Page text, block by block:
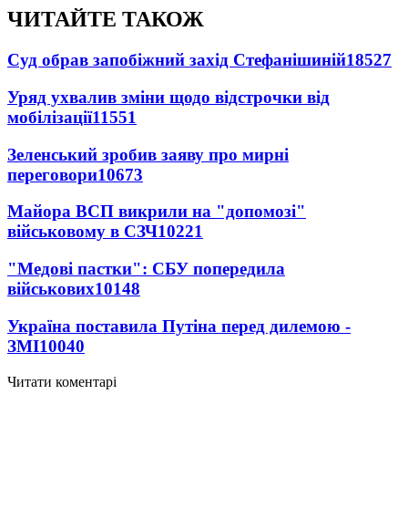
ЧИТАЙТЕ ТАКОЖ
Суд обрав запобіжний захід Стефанішиній18527
Уряд ухвалив зміни щодо відстрочки від
мобілізації11551
Зеленський зробив заяву про мирні
переговори10673
Майора ВСП викрили на "допомозі"
військовому в СЗЧ10221
"Медові пастки": СБУ попередила
військових10148
Україна поставила Путіна перед дилемою -
ЗМІ10040
Читати коментарі